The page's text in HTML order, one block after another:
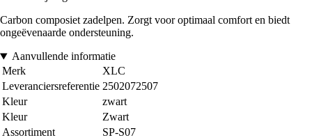
Carbon composiet zadelpen. Zorgt voor optimaal comfort en biedt
ongeëvenaarde ondersteuning.
Aanvullende informatie
Merk
XLC
Leveranciersreferentie 2502072507
Kleur
zwart
Kleur
Zwart
Assortiment
SP-S07